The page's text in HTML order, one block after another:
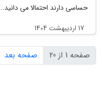
حساسی دارند احتمالا می
17 اردیبهشت 1404
صفحه 1 از 20 صفحه بعد